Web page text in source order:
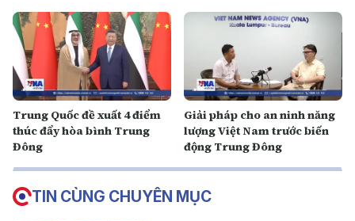
Trung Quốc đề xuất 4 điểm
thúc đẩy hòa bình Trung
Đông
Giải pháp cho an ninh năng
lượng Việt Nam trước biến
động Trung Đông
TIN CÙNG CHUYÊN MỤC